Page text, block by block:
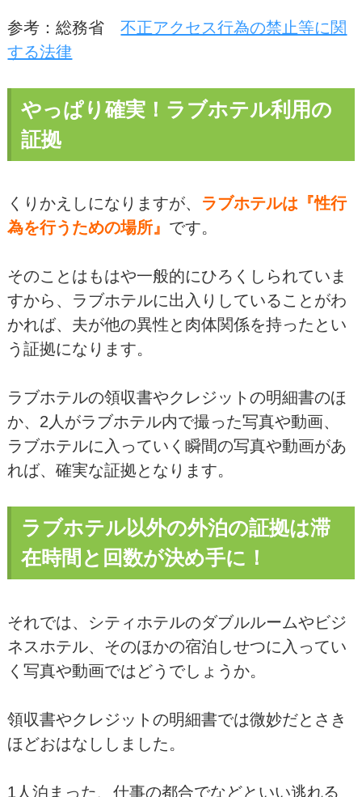
参考：総務省不正アクセス行為の禁止等に関
する法律
やっぱり確実！ラブホテル利用の
証拠
くりかえしになりますが、 ラブホテルは『性行
為を行うための場所』 です。
そのことはもはや一般的にひろくしられていま
すから、ラブホテルに出入りしていることがわ
かれば、夫が他の異性と肉体関係を持ったとい
う証拠になります。
ラブホテルの領収書やクレジットの明細書のほ
か、2人がラブホテル内で撮った写真や動画、
ラブホテルに入っていく瞬間の写真や動画があ
れば、確実な証拠となります。
ラブホテル以外の外泊の証拠は滞
在時間と回数が決め手に！
それでは、シティホテルのダブルルームやビジ
ネスホテル、そのほかの宿泊しせつに入ってい
く写真や動画ではどうでしょうか。
領収書やクレジットの明細書では微妙だとさき
ほどおはなししました。
1人泊まった、仕事の都合でなどといい逃れる